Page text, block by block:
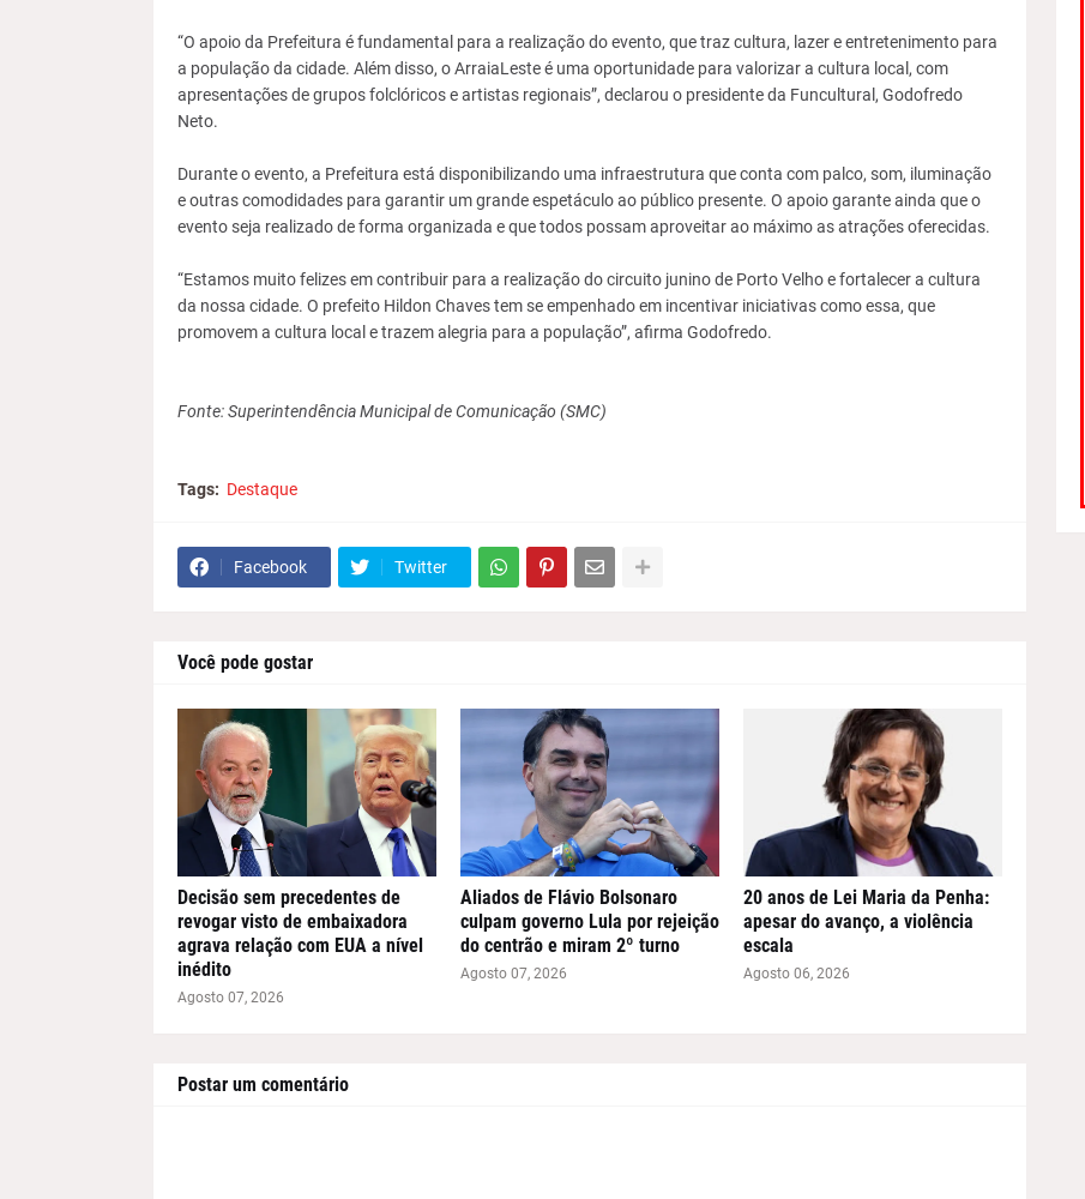
“O apoio da Prefeitura é fundamental para a realização do evento, que traz cultura, lazer e entretenimento para
a população da cidade. Além disso, o ArraiaLeste é uma oportunidade para valorizar a cultura local, com
apresentações de grupos folclóricos e artistas regionais”, declarou o presidente da Funcultural, Godofredo
Neto.
Durante o evento, a Prefeitura está disponibilizando uma infraestrutura que conta com palco, som, iluminação
e outras comodidades para garantir um grande espetáculo ao público presente. O apoio garante ainda que o
evento seja realizado de forma organizada e que todos possam aproveitar ao máximo as atrações oferecidas.
“Estamos muito felizes em contribuir para a realização do circuito junino de Porto Velho e fortalecer a cultura
da nossa cidade. O prefeito Hildon Chaves tem se empenhado em incentivar iniciativas como essa, que
promovem a cultura local e trazem alegria para a população”, afirma Godofredo.
Fonte: Superintendência Municipal de Comunicação (SMC)
Tags: Destaque
Facebook Twitter
Você pode gostar
Decisão sem precedentes de
revogar visto de embaixadora
agrava relação com EUA a nível
inédito
Agosto 07, 2026
Aliados de Flávio Bolsonaro
culpam governo Lula por rejeição
do centrão e miram 2º turno
Agosto 07, 2026
20 anos de Lei Maria da Penha:
apesar do avanço, a violência
escala
Agosto 06, 2026
Postar um comentário